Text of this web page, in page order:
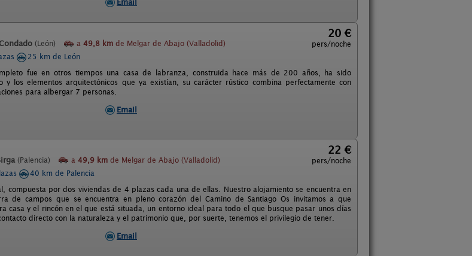
Email
(León) a 49,8 km de Melgar de Abajo (Valladolid)
20 €
pers/noche
25 km de León
fue en otros tiempos una casa de labranza, construida hace más de 200 años, ha sido
y los elementos arquitectónicos que ya existían, su carácter rústico combina perfectamente con
para albergar 7 personas.
Email
(Palencia) a 49,9 km de Melgar de Abajo (Valladolid)
22 €
pers/noche
40 km de Palencia
compuesta por dos viviendas de 4 plazas cada una de ellas. Nuestro alojamiento se encuentra en
de campos que se encuentra en pleno corazón del Camino de Santiago Os invitamos a que
casa y el rincón en el que está situada, un entorno ideal para todo el que busque pasar unos días
directo con la naturaleza y el patrimonio que, por suerte, tenemos el privilegio de tener.
Email